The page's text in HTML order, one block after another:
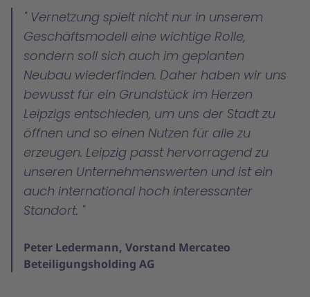
Vernetzung spielt nicht nur in unserem
Geschäftsmodell eine wichtige Rolle,
sondern soll sich auch im geplanten
Neubau wiederfinden. Daher haben wir uns
bewusst für ein Grundstück im Herzen
Leipzigs entschieden, um uns der Stadt zu
öffnen und so einen Nutzen für alle zu
erzeugen. Leipzig passt hervorragend zu
unseren Unternehmenswerten und ist ein
auch international hoch interessanter
Standort.
Peter Ledermann, Vorstand Mercateo
Beteiligungsholding AG